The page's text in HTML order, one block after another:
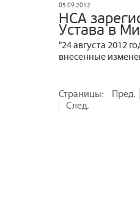
05.09.2012
НСА
Устава в
"24 августа 2012
внесенные
Страницы:
Пред.
След.